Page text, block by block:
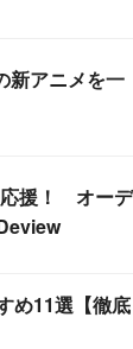
新アニメを一
応援！ オーデ
め11選【徹底